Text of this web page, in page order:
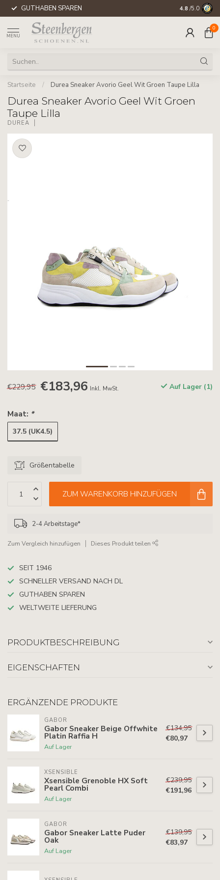
GUTHABEN SPAREN WELTWEITE
4.8 /5.0
MENU
0
Startseite / Durea Sneaker Avorio Geel Wit Groen Taupe Lilla
Durea Sneaker Avorio Geel Wit Groen
Taupe Lilla
DUREA
€229,95 €183,96 Inkl. MwSt. Auf Lager (1)
Maat: *
37.5 (UK4.5)
Größentabelle
ZUM WARENKORB HINZUFÜGEN
2-4 Arbeitstage*
Zum Vergleich hinzufügen Dieses Produkt teilen
SEIT 1946
SCHNELLER VERSAND NACH DL
GUTHABEN SPAREN
WELTWEITE LIEFERUNG
PRODUKTBESCHREIBUNG
EIGENSCHAFTEN
ERGÄNZENDE PRODUKTE
GABOR
Gabor Sneaker Beige Offwhite
Platin Raffia H
Auf Lager
€134,95
€80,97
XSENSIBLE
Xsensible Grenoble HX Soft
Pearl Combi
Auf Lager
€239,95
€191,96
GABOR
Gabor Sneaker Latte Puder
Oak
Auf Lager
€139,95
€83,97